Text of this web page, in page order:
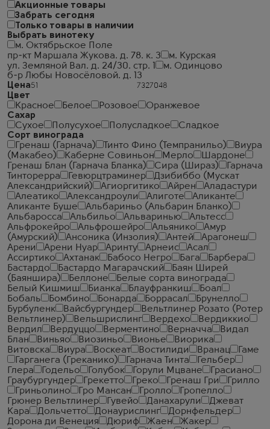
Акционные товары
Забрать сегодня
Только товары в наличии
Выбрать винотеку
м. Октябрьское Поле
пр-кт Маршала Жукова. д. 78. к. 3
м. Курская
ул. Земляной Вал. д. 24/30. стр. 1
м. Одинцово
б-р Любы Новосёловой. д. 13
Цена
Цвет
Красное
Белое Розовое
Оранжевое
Сахар
Сухое
Полусухое Полусладкое
Сладкое
Сорт винограда
Гренаш (Гарнача)
Тинто Фино (Темпранильо)
Виура
(Макабео)
Каберне Совиньон Мерло
Шардоне
Гренаш Блан (Гарнача Бланка)
Сира (Шираз)
Гарнача
Тинторерра
Гевюрцтраминер
Дзибиббо (Мускат
Александрийский)
Агиоргитико Айрен
Аладастури
Алеатико
Александроули Алиготе
Аликанте
Аликанте Буше
Альбариньо (Альбарин Бланко)
Альбаросса
Альбильо Альваринью
Альтесс
Альфрокейро
Альфрошейро Альянико
Амур
(Амурский)
Ансоника (Инзолия) Антей
Арагонеш
Арени
Арени Нуар Аринту Арнеис
Асал
Ассиртико
Ахтанак Бабосо Негро Бага
Барбера
Бастардо
Бастардо Магарачский
Баян Ширей
(Баяншира)
Беллоне
Белые сорта винограда
Белый Кишмиш
Бианка Блауфранкиш
Боал
Бобаль
Бомбино Бонарда Боррасал
Брунелло
Бурбуленк
Вайсбургундер
Вельтлинер Розато (Ротер
Вельтлинер)
Вельшрислинг Вердехо
Вердиккио
Вердил
Вердуццо Верментино Верначча
Видал
Блан
Виньяо Виозиньо Вионье
Виорика
Витовска
Виура Воскеат Востилиди Вранац
Гаме
Гарганега (Греканико)
Гарнача Тинта
Гельбер
Глера
Годельо Голубок Горули Мцване
Грасиано
Граубургундер
Грекетто Греко Гренаш Гри
Грилло
Гриньолино
Гро Мансан Гролло
Гропелло
Грюнер Вельтлинер
Гувейо Данахарули
Джеват
Кара
Дольчетто Донаурислинг
Дорнфельдер
Дорона ди Венеция
Дюриф Жаен
Жакер